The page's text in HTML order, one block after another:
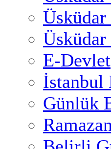
Üsküdar
E-Devlet
İstanbul
Günlük